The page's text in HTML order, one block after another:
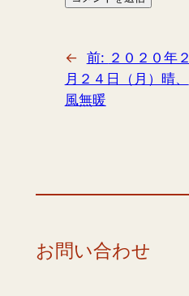
← 前: ２０２０年２
月２４日（月）晴、
風無暖
お問い合わせ